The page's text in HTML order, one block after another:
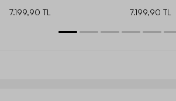
7.199,90 TL
7.199,90 TL